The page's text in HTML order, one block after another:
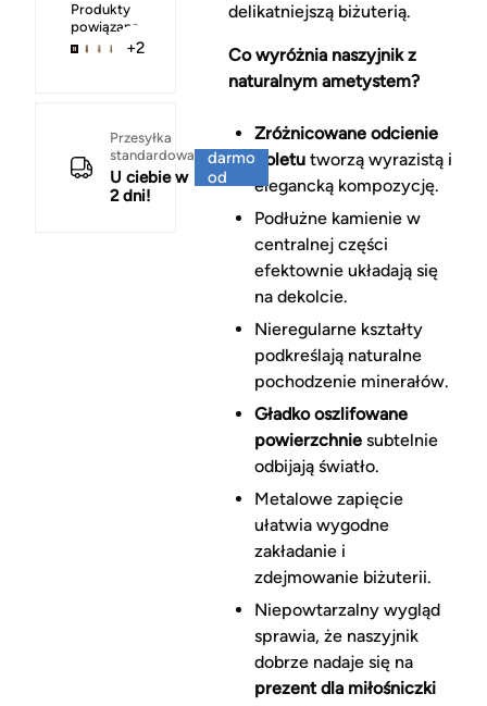
Produkty
powiązane
+2
Przesyłka
standardowa
U ciebie w
2 dni!
darmo
od
delikatniejszą biżuterią.
Co wyróżnia naszyjnik z
naturalnym ametystem?
Zróżnicowane odcienie
fioletutworzą wyrazistą i
elegancką kompozycję.
Podłużne kamienie w
centralnej części
efektownie układają się
na dekolcie.
Nieregularne kształty
podkreślają naturalne
pochodzenie minerałów.
Gładko oszlifowane
powierzchniesubtelnie
odbijają światło.
Metalowe zapięcie
ułatwia wygodne
zakładanie i
zdejmowanie biżuterii.
Niepowtarzalny wygląd
sprawia, że naszyjnik
dobrze nadaje się na
prezent dla miłośniczki